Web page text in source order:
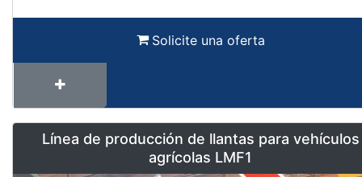
Solicite una oferta
Línea de producción de llantas para vehículos
agrícolas LMF1